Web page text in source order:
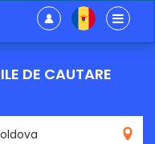
DE CAUTARE